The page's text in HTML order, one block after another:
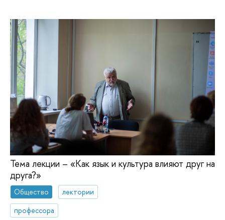
Тема лекции – «Как язык и культура влияют друг на
друга?»
Общество
лектории
профессора